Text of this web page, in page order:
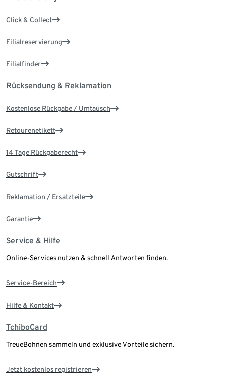
Click & Collect
Filialreservierung
Filialfinder
Rücksendung & Reklamation
Kostenlose Rückgabe / Umtausch
Retourenetikett
14 Tage Rückgaberecht
Gutschrift
Reklamation / Ersatzteile
Garantie
Service & Hilfe
Online-Services nutzen & schnell Antworten finden.
Service-Bereich
Hilfe & Kontakt
TchiboCard
TreueBohnen sammeln und exklusive Vorteile sichern.
Jetzt kostenlos registrieren